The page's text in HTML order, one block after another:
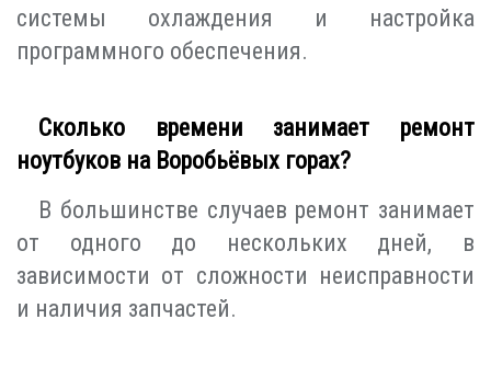
системы охлаждения и настройка
программного обеспечения.
Сколько времени занимает ремонт
ноутбуков на Воробьёвых горах?
В большинстве случаев ремонт занимает
от одного до нескольких дней, в
зависимости от сложности неисправности
и наличия запчастей.